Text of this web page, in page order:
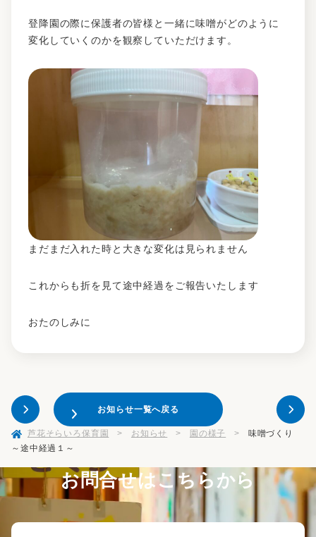
登降園の際に保護者の皆様と一緒に味噌がどのように
変化していくのかを観察していただけます。
まだまだ入れた時と大きな変化は見られません
これからも折を見て途中経過をご報告いたします
おたのしみに
お知らせ一覧へ戻る
芦花そらいろ保育園 > お知らせ > 園の様子 >
味噌づくり
～途中経過１～
お問合せはこちらから